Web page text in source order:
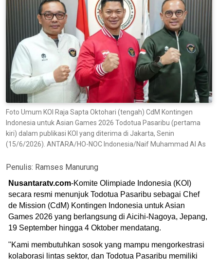
Foto Umum KOI Raja Sapta Oktohari (tengah) CdM Kontingen
Indonesia untuk Asian Games 2026 Todotua Pasaribu (pertama
kiri) dalam publikasi KOI yang diterima di Jakarta, Senin
(15/6/2026). ANTARA/HO-NOC Indonesia/Naif Muhammad Al As
Penulis: Ramses Manurung
Nusantaratv.com-Komite Olimpiade Indonesia (KOI)
secara resmi menunjuk Todotua Pasaribu sebagai Chef
de Mission (CdM) Kontingen Indonesia untuk Asian
Games 2026 yang berlangsung di Aicihi-Nagoya, Jepang,
19 September hingga 4 Oktober mendatang.
"Kami membutuhkan sosok yang mampu mengorkestrasi
kolaborasi lintas sektor, dan Todotua Pasaribu memiliki